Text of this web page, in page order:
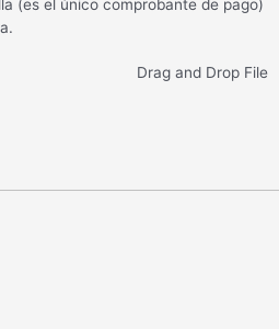
(es el único comprobante de pago)
Drag and Drop File